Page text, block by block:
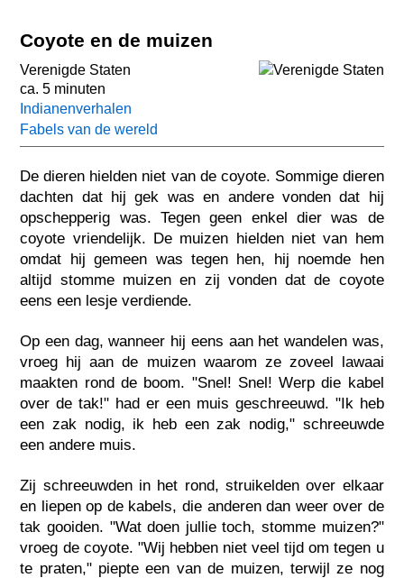
Coyote en de muizen
Verenigde Staten
ca. 5 minuten
Indianenverhalen
Fabels van de wereld
De dieren hielden niet van de coyote. Sommige dieren
dachten dat hij gek was en andere vonden dat hij
opschepperig was. Tegen geen enkel dier was de
coyote vriendelijk. De muizen hielden niet van hem
omdat hij gemeen was tegen hen, hij noemde hen
altijd stomme muizen en zij vonden dat de coyote
eens een lesje verdiende.
Op een dag, wanneer hij eens aan het wandelen was,
vroeg hij aan de muizen waarom ze zoveel lawaai
maakten rond de boom. "Snel! Snel! Werp die kabel
over de tak!" had er een muis geschreeuwd. "Ik heb
een zak nodig, ik heb een zak nodig," schreeuwde
een andere muis.
Zij schreeuwden in het rond, struikelden over elkaar
en liepen op de kabels, die anderen dan weer over de
tak gooiden. "Wat doen jullie toch, stomme muizen?"
vroeg de coyote. "Wij hebben niet veel tijd om tegen u
te praten," piepte een van de muizen, terwijl ze nog